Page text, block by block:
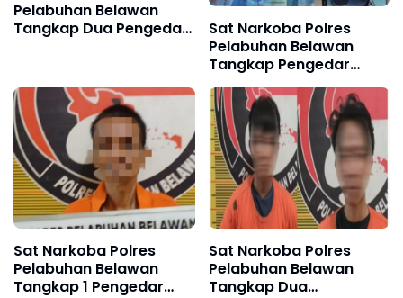
Pelabuhan Belawan
Tangkap Dua Pengedar
Sat Narkoba Polres
Pelabuhan Belawan
Tangkap Pengedar
Sat Narkoba Polres
Pelabuhan Belawan
Tangkap 1 Pengedar
Sat Narkoba Polres
Pelabuhan Belawan
Tangkap Dua